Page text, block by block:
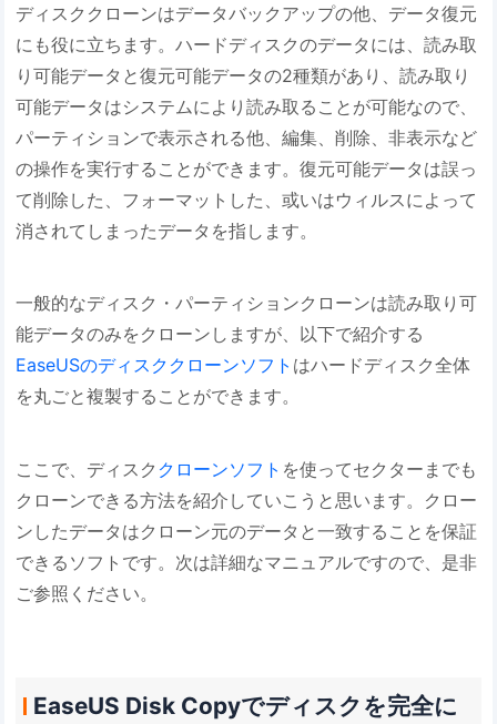
ディスククローンはデータバックアップの他、データ復元
にも役に立ちます。ハードディスクのデータには、読み取
り可能データと復元可能データの2種類があり、読み取り
可能データはシステムにより読み取ることが可能なので、
パーティションで表示される他、編集、削除、非表示など
の操作を実行することができます。復元可能データは誤っ
て削除した、フォーマットした、或いはウィルスによって
消されてしまったデータを指します。
一般的なディスク・パーティションクローンは読み取り可
能データのみをクローンしますが、以下で紹介する
EaseUSのディスククローンソフト はハードディスク全体
を丸ごと複製することができます。
ここで、ディスク クローンソフト を使ってセクターまでも
クローンできる方法を紹介していこうと思います。クロー
ンしたデータはクローン元のデータと一致することを保証
できるソフトです。次は詳細なマニュアルですので、是非
ご参照ください。
EaseUS Disk Copyでディスクを完全に